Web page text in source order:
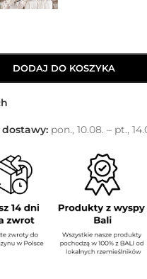
DODAJ DO KOSZYKA
pon., 10.08. – pt.,